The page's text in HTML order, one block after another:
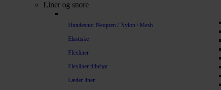
Liner og snore
Hundesnor Neopren / Nylon / Mesh
Elastiske
Flexliner
Flexliner tilbehør
Læder liner